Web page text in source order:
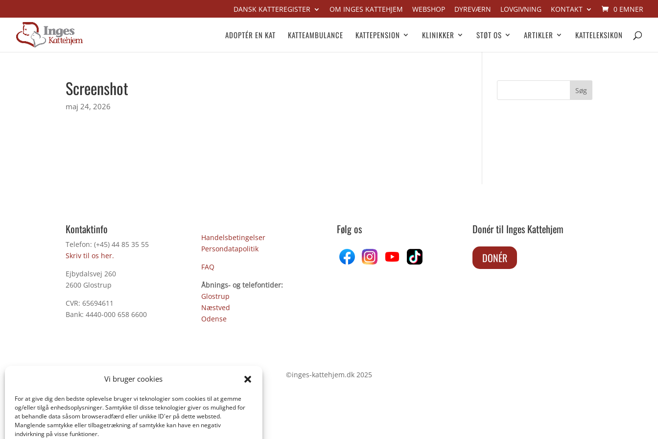
Vi bruger cookies
For at give dig den bedste oplevelse bruger vi teknologier som cookies til at gemme
og/eller tilgå enhedsoplysninger. Samtykke til disse teknologier giver os mulighed for
at behandle data såsom browseradfærd eller unikke ID'er på dette websted.
Manglende samtykke eller tilbagetrækning af samtykke kan have en negativ
indvirkning på visse funktioner.
DANSK KATTEREGISTER OM INGES KATTEHJEM WEBSHOP DYREVÆRN LOVGIVNING KONTAKT 0 EMNER
ADOPTÉR EN KAT KATTEAMBULANCE KATTEPENSION KLINIKKER STØT OS ARTIKLER KATTELEKSIKON
Screenshot
maj 24, 2026
Kontaktinfo
Telefon: (+45) 44 85 35 55
Skriv til os her.
Ejbydalsvej 260
2600 Glostrup
CVR: 65694611
Bank: 4440-000 658 6600
Handelsbetingelser
Persondatapolitik
FAQ
Åbnings- og telefontider:
Glostrup
Næstved
Odense
Følg os
Donér til Inges Kattehjem
DONÉR
©inges-kattehjem.dk 2025